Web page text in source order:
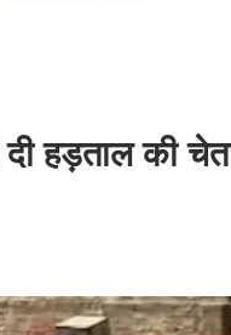
दी हड़ताल की